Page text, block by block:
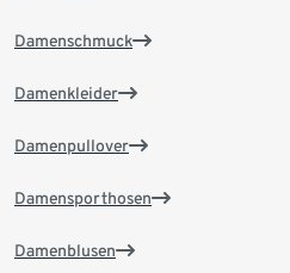
Damenschmuck
Damenkleider
Damenpullover
Damensporthosen
Damenblusen